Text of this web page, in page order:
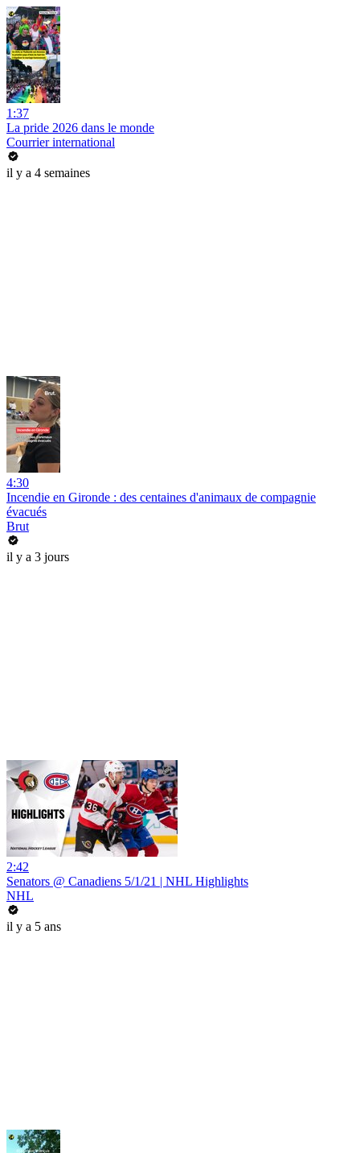
1:37
La pride 2026 dans le monde
Courrier international
il y a 4 semaines
4:30
Incendie en Gironde : des centaines d'animaux de compagnie
évacués
Brut
il y a 3 jours
2:42
Senators @ Canadiens 5/1/21 | NHL Highlights
NHL
il y a 5 ans